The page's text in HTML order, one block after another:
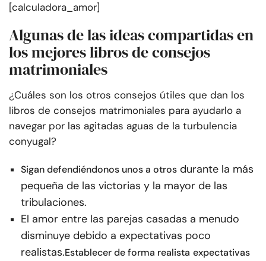
[calculadora_amor]
Algunas de las ideas compartidas en
los mejores libros de consejos
matrimoniales
¿Cuáles son los otros consejos útiles que dan los
libros de consejos matrimoniales para ayudarlo a
navegar por las agitadas aguas de la turbulencia
conyugal?
Sigan defendiéndonos unos a otros durante la más
pequeña de las victorias y la mayor de las
tribulaciones.
El amor entre las parejas casadas a menudo
disminuye debido a expectativas poco
realistas.Establecer de forma realista expectativas